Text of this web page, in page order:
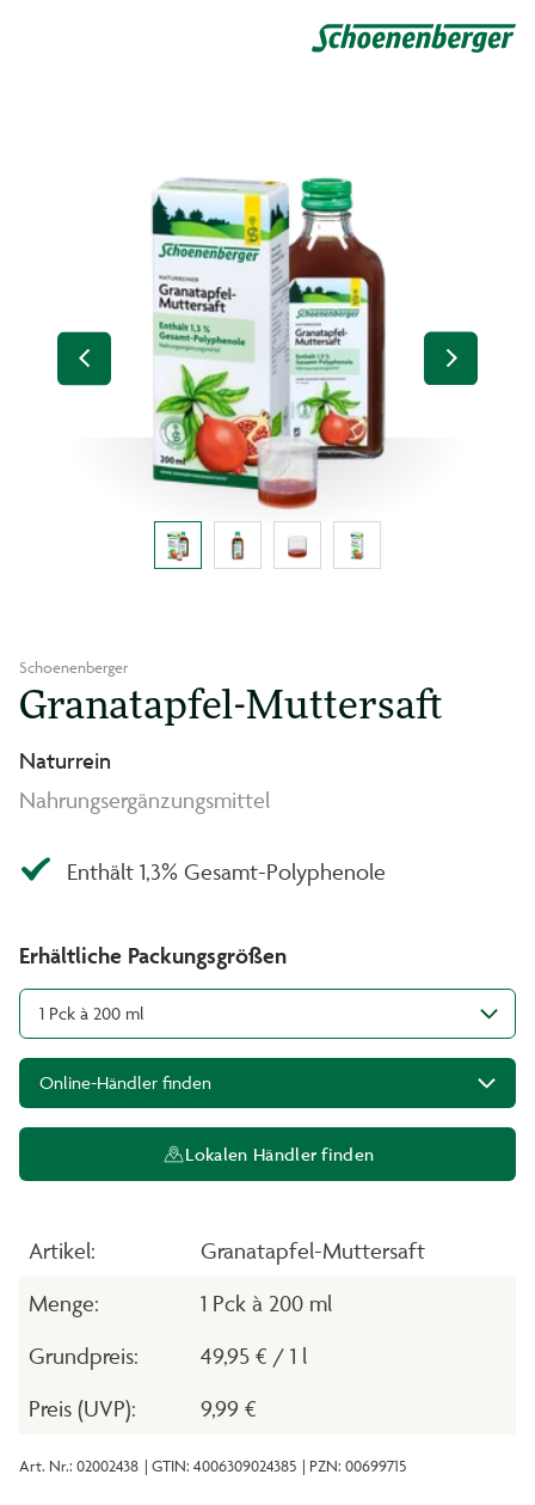
Schoenenberger
Granatapfel-Muttersaft
Naturrein
Nahrungsergänzungsmittel
Enthält 1,3% Gesamt-Polyphenole
Erhältliche Packungsgrößen
1 Pck à 200 ml
Online-Händler finden
Lokalen Händler finden
Artikel:
Granatapfel-Muttersaft
Menge:
1 Pck à 200 ml
Grundpreis:
49,95 € / 1 l
Preis (UVP):
9,99 €
Art. Nr.: 02002438 | GTIN: 4006309024385 | PZN: 00699715